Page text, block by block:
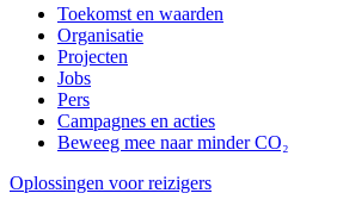
Toekomst en waarden
Organisatie
Projecten
Jobs
Pers
Campagnes en acties
Beweeg mee naar minder CO₂
Oplossingen voor reizigers